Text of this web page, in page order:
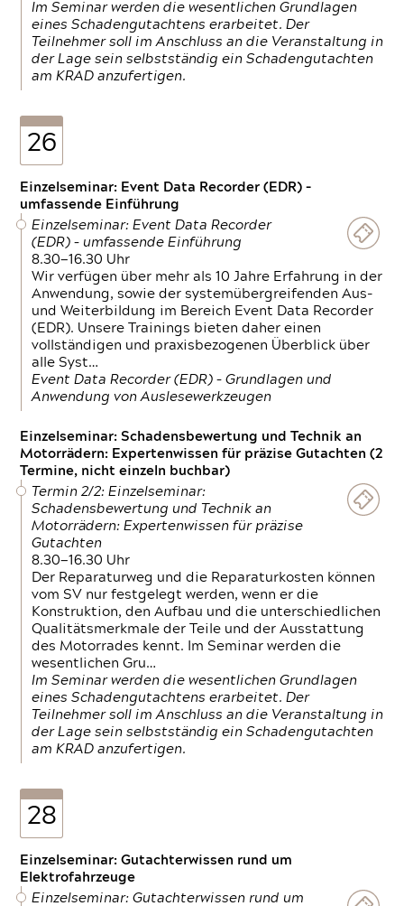
Im Seminar werden die wesentlichen Grundlagen
eines Schadengutachtens erarbeitet. Der
Teilnehmer soll im Anschluss an die Veranstaltung in
der Lage sein selbstständig ein Schadengutachten
am KRAD anzufertigen.
26
Einzelseminar: Event Data Recorder (EDR) –
umfassende Einführung
Einzelseminar: Event Data Recorder
(EDR) – umfassende Einführung
8.30—16.30 Uhr
Wir verfügen über mehr als 10 Jahre Erfahrung in der
Anwendung, sowie der systemübergreifenden Aus-
und Weiterbildung im Bereich Event Data Recorder
(EDR). Unsere Trainings bieten daher einen
vollständigen und praxisbezogenen Überblick über
alle Syst…
Event Data Recorder (EDR) – Grundlagen und
Anwendung von Auslesewerkzeugen
Einzelseminar: Schadensbewertung und Technik an
Motorrädern: Expertenwissen für präzise Gutachten (2
Termine, nicht einzeln buchbar)
Termin 2/2: Einzelseminar:
Schadensbewertung und Technik an
Motorrädern: Expertenwissen für präzise
Gutachten
8.30—16.30 Uhr
Der Reparaturweg und die Reparaturkosten können
vom SV nur festgelegt werden, wenn er die
Konstruktion, den Aufbau und die unterschiedlichen
Qualitätsmerkmale der Teile und der Ausstattung
des Motorrades kennt. Im Seminar werden die
wesentlichen Gru…
Im Seminar werden die wesentlichen Grundlagen
eines Schadengutachtens erarbeitet. Der
Teilnehmer soll im Anschluss an die Veranstaltung in
der Lage sein selbstständig ein Schadengutachten
am KRAD anzufertigen.
28
Einzelseminar: Gutachterwissen rund um
Elektrofahrzeuge
Einzelseminar: Gutachterwissen rund um